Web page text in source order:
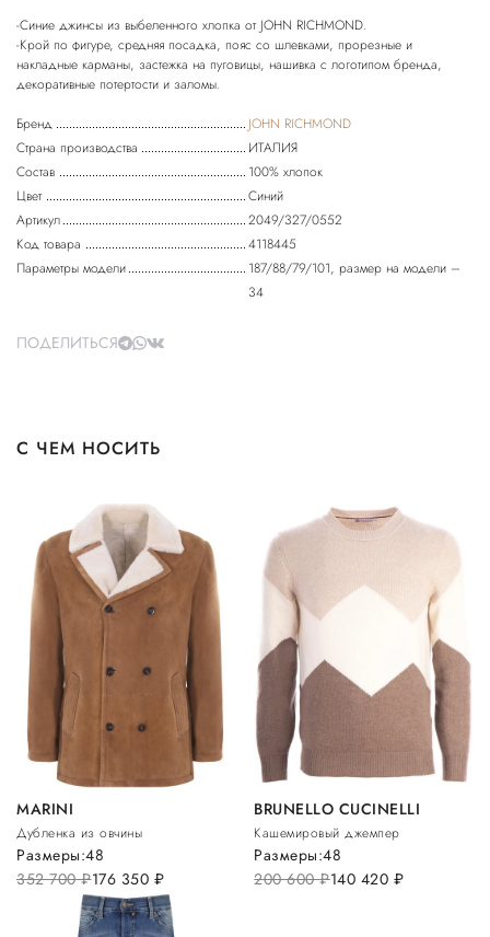
-Синие джинсы из выбеленного хлопка от JOHN RICHMOND.
-Крой по фигуре, средняя посадка, пояс со шлевками, прорезные и
накладные карманы, застежка на пуговицы, нашивка с логотипом бренда,
Бренд
JOHN RICHMOND
Страна производства
ИТАЛИЯ
Состав
100% хлопок
Цвет
Синий
Артикул
2049/327/0552
Код товара
4118445
Параметры модели
187/88/79/101, размер на модели –
34
ПОДЕЛИТЬСЯ
С ЧЕМ НОСИТЬ
MARINI
Дубленка из овчины
352 700руб.176 350 руб.
Размеры:48
BRUNELLO CUCINELLI
Кашемировый джемпер
200 600руб.140 420 руб.
Размеры:48